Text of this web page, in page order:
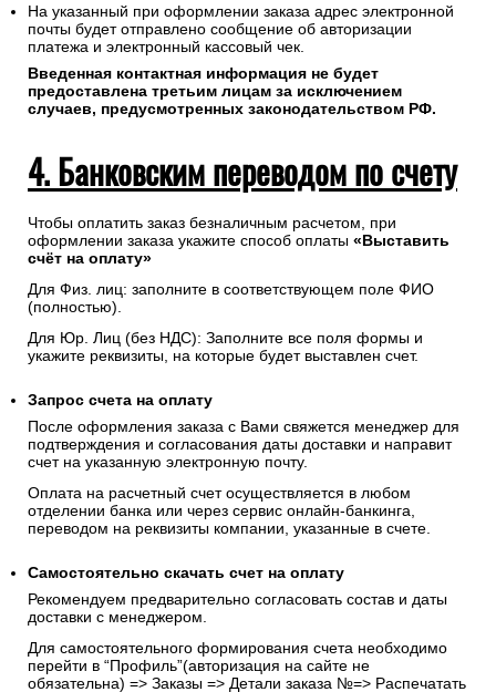
На указанный при оформлении заказа адрес электронной
почты будет отправлено сообщение об авторизации
платежа и электронный кассовый чек.
Введенная контактная информация не будет
предоставлена третьим лицам за исключением
случаев, предусмотренных законодательством РФ.
4. Банковским переводом по счету
Чтобы оплатить заказ безналичным расчетом, при
оформлении заказа укажите способ оплаты «Выставить
счёт на оплату»
Для Физ. лиц: заполните в соответствующем поле ФИО
(полностью).
Для Юр. Лиц (без НДС): Заполните все поля формы и
укажите реквизиты, на которые будет выставлен счет.
Запрос счета на оплату
После оформления заказа с Вами свяжется менеджер для
подтверждения и согласования даты доставки и направит
счет на указанную электронную почту.
Оплата на расчетный счет осуществляется в любом
отделении банка или через сервис онлайн-банкинга,
переводом на реквизиты компании, указанные в счете.
Самостоятельно скачать счет на оплату
Рекомендуем предварительно согласовать состав и даты
доставки с менеджером.
Для самостоятельного формирования счета необходимо
перейти в “Профиль”(авторизация на сайте не
обязательна) => Заказы => Детали заказа №=> Распечатать